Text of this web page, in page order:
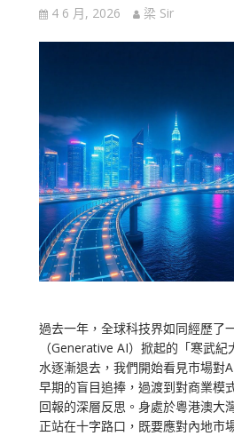
4 6 月, 2026 梁 Sir
過去一年，全球科技界如同經歷了
（Generative AI）掀起的「寒武
水逐漸退去，我們開始看見市場對
早期的盲目追捧，過渡到對商業模
回報的深層反思。身處於粵港澳大
正站在十字路口，既要應對內地市